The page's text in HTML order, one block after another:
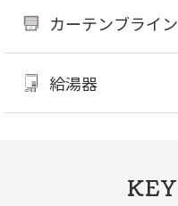
カーテンブライ
給湯器